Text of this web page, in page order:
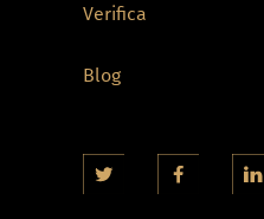
Verifica
Blog